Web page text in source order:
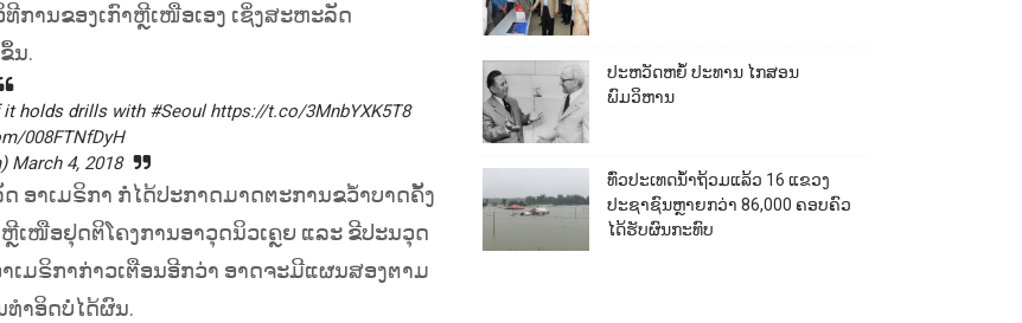
ການຂອງເກົາຫຼີເໜືອເອງ ເຊິ່ງສະຫະລັດ
ນ.
holds drills with #Seoul https://t.co/3MnbYXK5T8
008FTNfDyH
March 4, 2018
ອາເມຣິກາ ກໍ່ໄດ້ປະກາດມາດຕະການຂວໍ້າບາດຄັ້ງ
ເໜືອຢຸດຕິໂຄງການອາວຸດນິວເຄຼຍ ແລະ ຂີປະນວຸດ
ເມຣິກາກ່າວເຕືອນອີກວ່າ ອາດຈະມີແຜນສອງຕາມ
ຳອິດບໍ່ໄດ້ຜົນ.
ປະຫວັດຫຍໍ້ ປະທານ ໄກສອນ
ພົມວິຫານ
ທົ່ວປະເທດນ້ຳຖ້ວມແລ້ວ 16 ແຂວງ
ປະຊາຊົນຫຼາຍກວ່າ 86,000​ ຄອບຄົວ
ໄດ້ຮັບຜົນກະທົບ